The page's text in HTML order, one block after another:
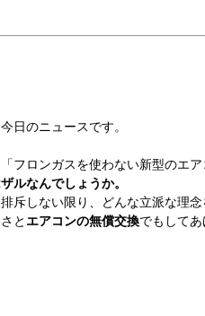
日のニュースです。
ロンガスを使わない新型のエ
ルなんでしょうか。
斥しない限り、どんな立派な理
と エアコンの無償交換でもしてあ